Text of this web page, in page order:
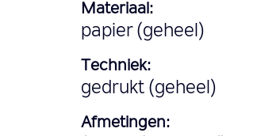
Materiaal:
papier (geheel)
Techniek:
gedrukt (geheel)
Afmetingen: